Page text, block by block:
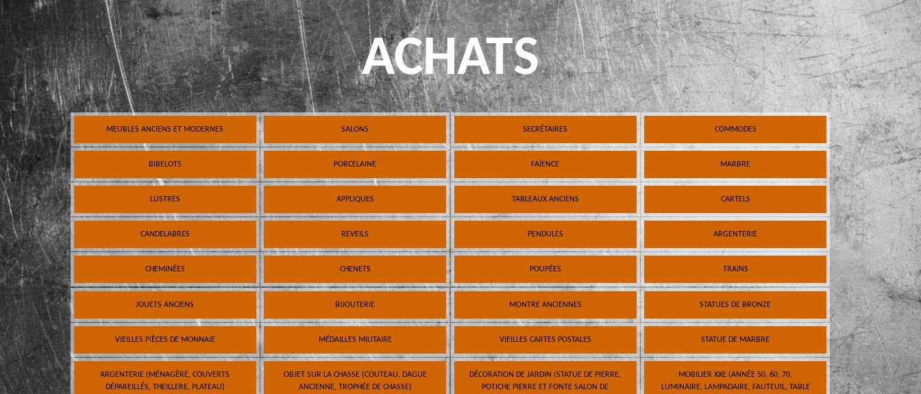
ACHATS
MEUBLES ANCIENS ET MODERNES SALONS SECRÉTAIRES COMMODES
BIBELOTS PORCELAINE FAÏENCE MARBRE
LUSTRES APPLIQUES TABLEAUX ANCIENS CARTELS
CANDELABRES REVEILS PENDULES ARGENTERIE
CHEMINÉES CHENETS POUPÉES TRAINS
JOUETS ANCIENS BIJOUTERIE MONTRE ANCIENNES STATUES DE BRONZE
VIEILLES PIÈCES DE MONNAIE MÉDAILLES MILITAIRE VIEILLES CARTES POSTALES STATUE DE MARBRE
ARGENTERIE (MÉNAGÈRE, COUVERTS
DÉPAREILLÉS, THEILLERE, PLATEAU)
OBJET SUR LA CHASSE (COUTEAU, DAGUE
ANCIENNE, TROPHÉE DE CHASSE)
DÉCORATION DE JARDIN (STATUE DE PIERRE,
POTICHE PIERRE ET FONTE SALON DE
MOBILIER XXE (ANNÉE 50, 60, 70,
LUMINAIRE, LAMPADAIRE, FAUTEUIL, TABLE